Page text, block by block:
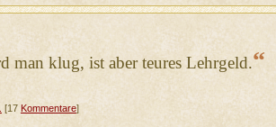
man klug, ist aber teures Lehrgeld.“
[17 Kommentare]